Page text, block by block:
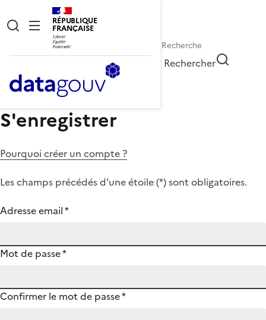
RÉPUBLIQUE
FRANÇAISE
Rechercher
S'enregistrer
Pourquoi créer un compte ?
Les champs précédés d'une étoile (*) sont obligatoires.
Adresse email*
Mot de passe*
Confirmer le mot de passe*